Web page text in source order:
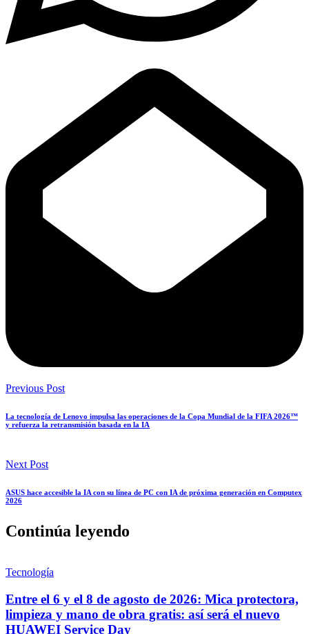
Previous Post
La tecnología de Lenovo impulsa las operaciones de la Copa Mundial de la FIFA 2026™
y refuerza la retransmisión basada en la IA
Next Post
ASUS hace accesible la IA con su línea de PC con IA de próxima generación en Computex
2026
Continúa leyendo
Tecnología
Entre el 6 y el 8 de agosto de 2026: Mica protectora,
limpieza y mano de obra gratis: así será el nuevo
HUAWEI Service Day